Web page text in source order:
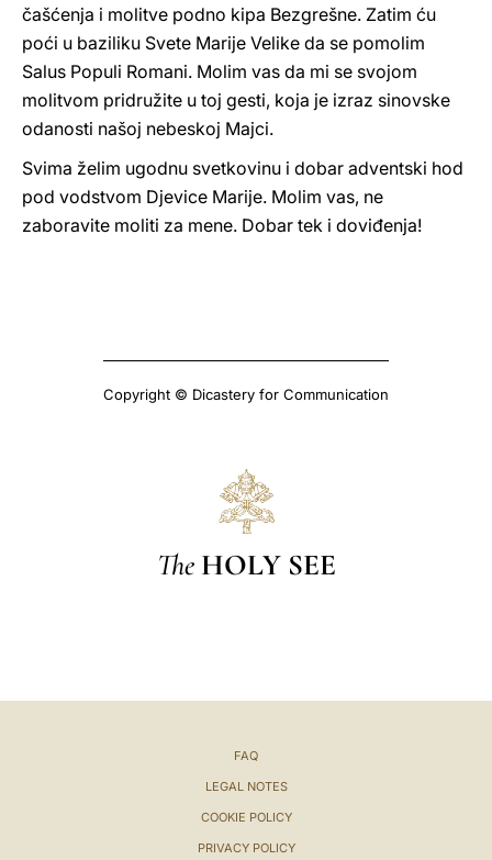
čašćenja i molitve podno kipa Bezgrešne. Zatim ću
poći u baziliku Svete Marije Velike da se pomolim
Salus Populi Romani. Molim vas da mi se svojom
molitvom pridružite u toj gesti, koja je izraz sinovske
odanosti našoj nebeskoj Majci.
Svima želim ugodnu svetkovinu i dobar adventski hod
pod vodstvom Djevice Marije. Molim vas, ne
zaboravite moliti za mene. Dobar tek i doviđenja!
Copyright © Dicastery for Communication
The HOLY SEE
FAQ
LEGAL NOTES
COOKIE POLICY
PRIVACY POLICY